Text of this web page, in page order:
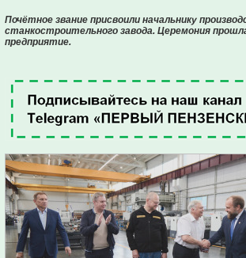
Почётное звание присвоили начальнику
станкостроительного завода. Церемония
предприятие.